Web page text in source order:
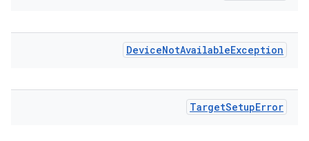
DeviceNotAvailableException
TargetSetupError